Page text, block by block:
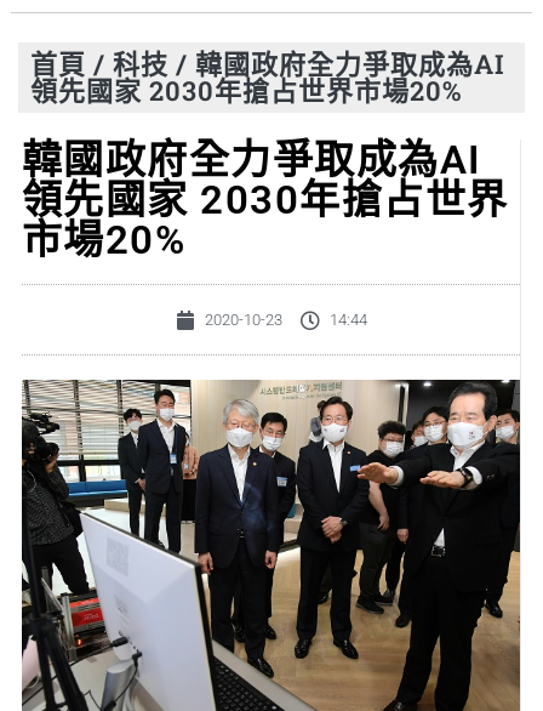
首頁 / 科技 / 韓國政府全力爭取成為AI
領先國家 2030年搶占世界市場20%
韓國政府全力爭取成為AI
領先國家 2030年搶占世界
市場20%
2020-10-23 14:44